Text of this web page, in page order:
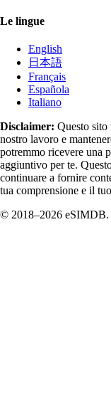
Le lingue
English
日本語
Français
Española
Italiano
Disclaimer: Questo
nostro lavoro e
potremmo ricevere una
aggiuntivo per te.
continuare a fornire
tua comprensione e il
© 2018–2026